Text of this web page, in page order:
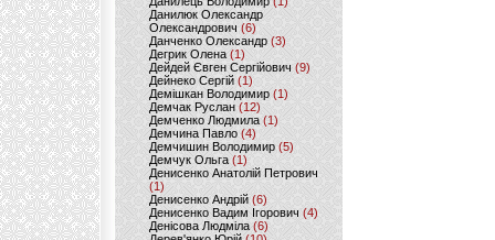
Данилюк Олександр
Олександрович (6)
Данченко Олександр (3)
Дегрик Олена(1)
Дейдей Євген Сергійович(9)
Дейнеко Сергій (1)
Демішкан Володимир(1)
Демчак Руслан (12)
Демченко Людмила (1)
Демчина Павло (4)
Демчишин Володимир (5)
Демчук Ольга(1)
Денисенко Анатолій Петрович
(1)
Денисенко Андрій (6)
Денисенко Вадим Ігорович (4)
Денісова Людміла(6)